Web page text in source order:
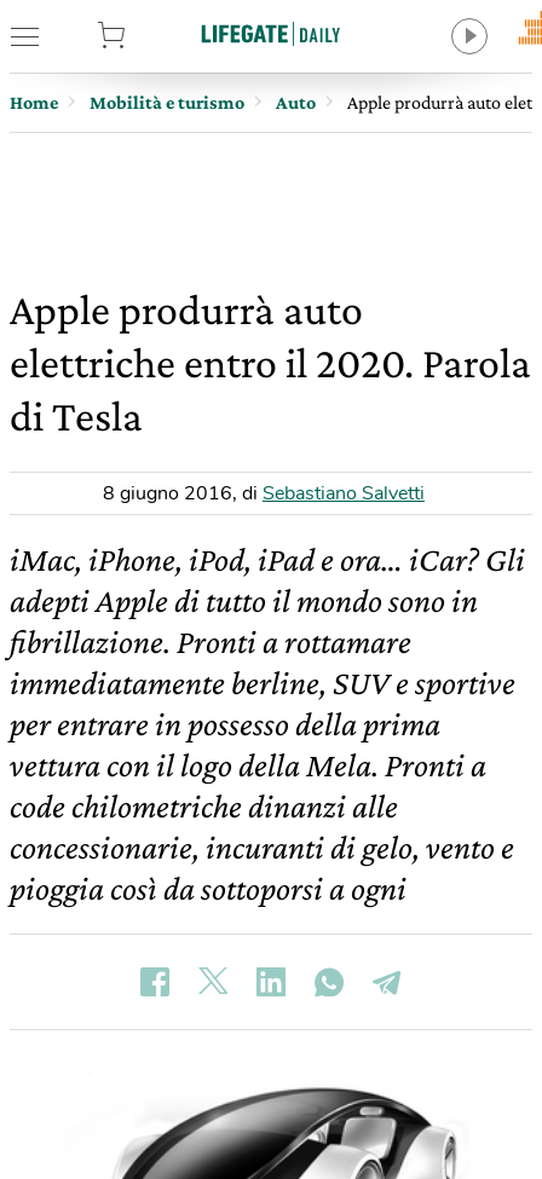
Home Mobilità e turismo Auto Apple produrrà auto
Apple produrrà auto
elettriche entro il 2020. Parola
di Tesla
8 giugno 2016, di Sebastiano Salvetti
iMac, iPhone, iPod, iPad e ora… iCar? Gli
adepti Apple di tutto il mondo sono in
fibrillazione. Pronti a rottamare
immediatamente berline, SUV e sportive
per entrare in possesso della prima
vettura con il logo della Mela. Pronti a
code chilometriche dinanzi alle
concessionarie, incuranti di gelo, vento e
pioggia così da sottoporsi a ogni